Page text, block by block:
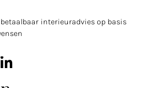
interieuradvies op basis